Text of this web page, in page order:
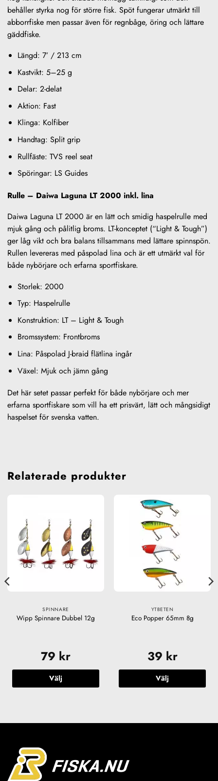
behåller styrka nog för större fisk. Spöt fungerar utmärkt till
abborrfiske men passar även för regnbåge, öring och lättare
gäddfiske.
Längd: 7’ / 213 cm
Kastvikt: 5–25 g
Delar: 2-delat
Aktion: Fast
Klinga: Kolfiber
Handtag: Split grip
Rullfäste: TVS reel seat
Spöringar: LS Guides
Rulle – Daiwa Laguna LT 2000 inkl. lina
Daiwa Laguna LT 2000 är en lätt och smidig haspelrulle med
mjuk gång och pålitlig broms. LT-konceptet (“Light & Tough”)
ger låg vikt och bra balans tillsammans med lättare spinnspön.
Rullen levereras med påspolad lina och är ett utmärkt val för
både nybörjare och erfarna sportfiskare.
Storlek: 2000
Typ: Haspelrulle
Konstruktion: LT – Light & Tough
Bromssystem: Frontbroms
Lina: Påspolad J-braid flätlina ingår
Växel: Mjuk och jämn gång
Det här setet passar perfekt för både nybörjare och mer
erfarna sportfiskare som vill ha ett prisvärt, lätt och mångsidigt
haspelset för svenska vatten.
Relaterade produkter
SPINNARE
Wipp Spinnare Dubbel 12g
79 kr
Välj
har
olika
alternativen
YTBETEN
Eco Popper 65mm 8g
39 kr
Välj
har